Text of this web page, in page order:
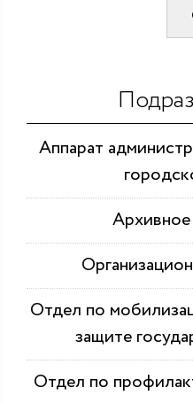
Аппарат
Отдел по
защите
Отдел по